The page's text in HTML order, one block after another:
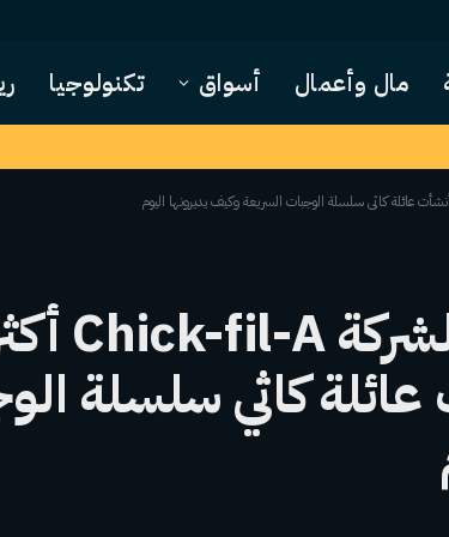
مال وأعمال أسواق تكنولوجيا
عائلة كاثي سلسلة